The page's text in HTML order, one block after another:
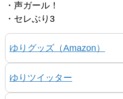
・声ガール！
・セレぶり3
ゆりグッズ（Amazon）
ゆりツイッター